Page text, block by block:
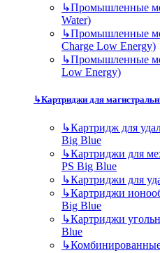
↳Промышленные
Water)
↳Промышленные
Charge Low Energy)
↳Промышленные
Low Energy)
↳Картриджи для
↳Картридж для
Big Blue
↳Картриджи для
PS Big Blue
↳Картриджи для
↳Картриджи
Big Blue
↳Картриджи
Blue
↳